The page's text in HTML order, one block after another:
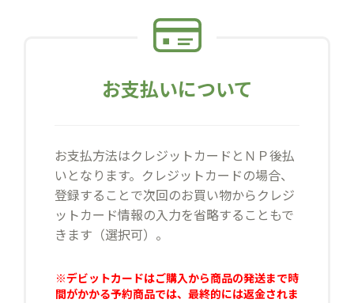
お支払いについて
お支払方法はクレジットカードとＮＰ後払
いとなります。クレジットカードの場合、
登録することで次回のお買い物からクレジ
ットカード情報の入力を省略することもで
きます（選択可）。
※デビットカードはご購入から商品の発送まで時
間がかかる予約商品では、最終的には返金されま